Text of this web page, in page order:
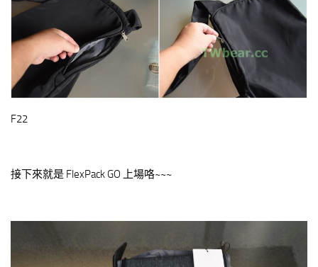
F22
接下來就是 FlexPack GO 上場咯~~~